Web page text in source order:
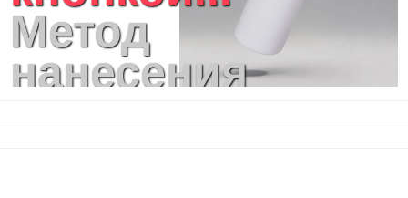
Метод
нанесения